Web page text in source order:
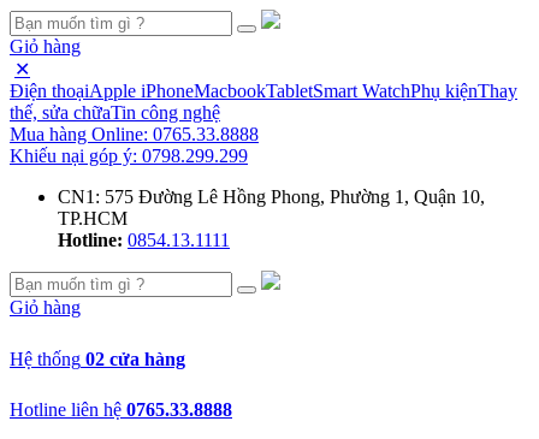
Giỏ hàng
✕
Điện thoạiApple iPhoneMacbookTabletSmart WatchPhụ kiệnThay
thế, sửa chữaTin công nghệ
Mua hàng Online: 0765.33.8888
Khiếu nại góp ý: 0798.299.299
CN1: 575 Đường Lê Hồng Phong, Phường 1, Quận 10,
TP.HCM
Hotline: 0854.13.1111
Giỏ hàng
Hệ thống 02 cửa hàng
Hotline liên hệ 0765.33.8888